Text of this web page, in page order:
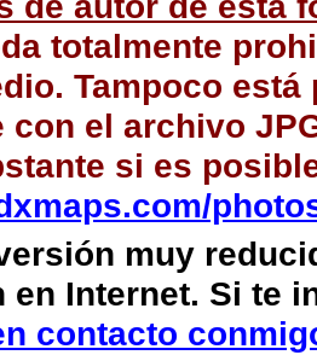
totalmente
Tampoco
con el archivo
si es
muy
en Internet. Si te
contacto